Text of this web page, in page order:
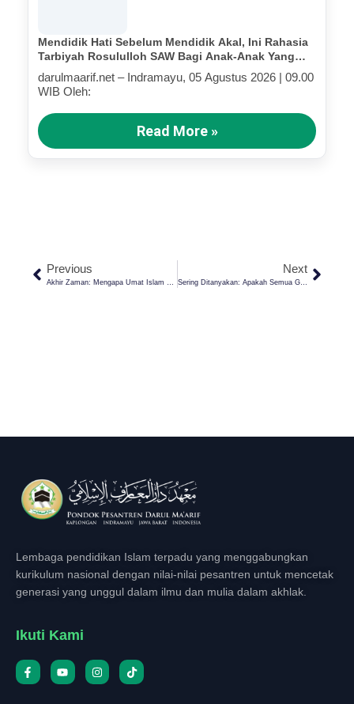
Mendidik Hati Sebelum Mendidik Akal, Ini Rahasia
Tarbiyah Rosululloh SAW Bagi Anak-Anak Yang
Terluka (Bagian III)
darulmaarif.net – Indramayu, 05 Agustus 2026 | 09.00
WIB Oleh:
Read More »
Previous
Akhir Zaman: Mengapa Umat Islam Membutuhkan Finansial Yang Kuat Untuk Menjaga Agama?
Next
Sering Ditanyakan: Apakah Semua Gaya Hubungan Suami Istri Diperbolehkan?
Lembaga pendidikan Islam terpadu yang menggabungkan
kurikulum nasional dengan nilai-nilai pesantren untuk mencetak
generasi yang unggul dalam ilmu dan mulia dalam akhlak.
Ikuti Kami